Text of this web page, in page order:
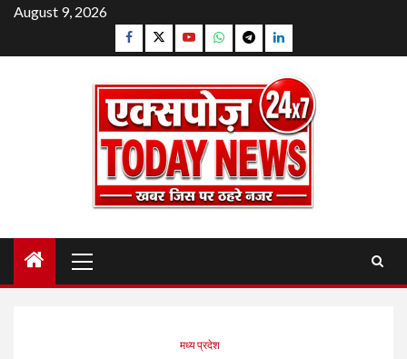
Skip
content
August 9, 2026
Facebook
TwitterYouTubeWhatsapp
TelegramLinkedin
Menu
मध्य प्रदेश